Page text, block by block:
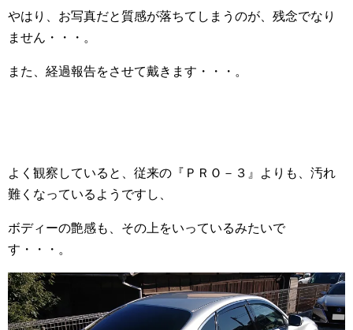
やはり、お写真だと質感が落ちてしまうのが、残念でなり
ません・・・。
また、経過報告をさせて戴きます・・・。
よく観察していると、従来の『ＰＲＯ－３』よりも、汚れ
難くなっているようですし、
ボディーの艶感も、その上をいっているみたいで
す・・・。